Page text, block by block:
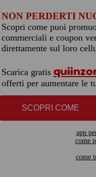
NON PERDERTI
Scopri come puoi
commerciali e coupon
direttamente sul loro
Scarica gratis
offerti per aumentare le
SCOPRI COME
app
come
come